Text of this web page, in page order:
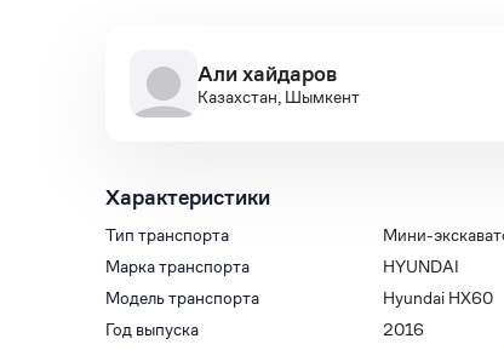
Али хайдаров
Казахстан, Шымкент
Характеристики
Тип транспорта
Мини-
Марка транспорта
HYUNDAI
Модель транспорта
Hyundai HX60
Год выпуска
2016